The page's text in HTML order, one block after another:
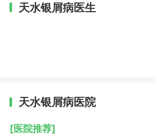
天水银屑病医生
天水银屑病医院
[医院推荐]